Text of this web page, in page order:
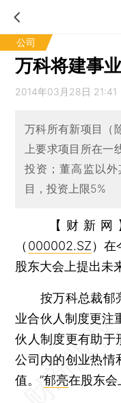
公司
万科将建事
2014年03月28日 21:41
万科所有新项目（
上要求项目所在一
投资；董高监以
目，投资上限5%
【财新
（ 000002.SZ）
股东大会上提出未
按万科总裁郁亮
业合伙人制度更注
伙人制度更有助于
公司内的创业热情
值。”郁亮在股东会